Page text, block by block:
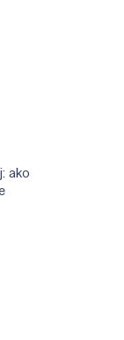
ako